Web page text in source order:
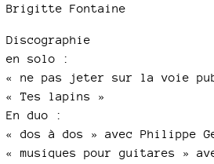
Brigitte Fontaine
Discographie
en solo :
« ne pas jeter sur la voie
« Tes lapins »
En duo :
« dos à dos » avec Philippe
« musiques pour guitares »